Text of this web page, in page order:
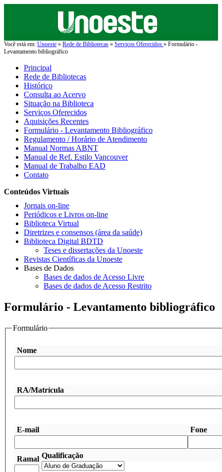
Você está em: Unoeste » Rede de Bibliotecas » Serviços Oferecidos » Formulário -
Levantamento bibliográfico
Principal
Rede de Bibliotecas
Histórico
Consulta ao Acervo
Situação na Biblioteca
Serviços Oferecidos
Aquisições Recentes
Formulário - Levantamento Bibliográfico
Regulamento / Horário de Atendimento
Manual Normas ABNT
Manual de Ref. Estilo Vancouver
Manual de Trabalho EAD
Contato
Conteúdos Virtuais
Jornais on-line
Periódicos e Livros on-line
Biblioteca Virtual
Diretrizes e consensos (área da saúde)
Biblioteca Digital BDTD
Teses e dissertações da Unoeste
Revistas Científicas da Unoeste
Bases de Dados
Bases de dados de Acesso Livre
Bases de dados de Acesso Restrito
Formulário - Levantamento bibliográfico
Formulário
Nome
RA/Matrícula
E-mail Fone
Ramal Qualificação